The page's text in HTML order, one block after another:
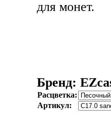
для монет.
Бренд:
Расцветка:
Артикул: